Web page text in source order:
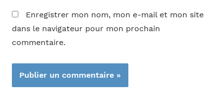
Enregistrer mon nom, mon e-mail et mon site
dans le navigateur pour mon prochain
commentaire.